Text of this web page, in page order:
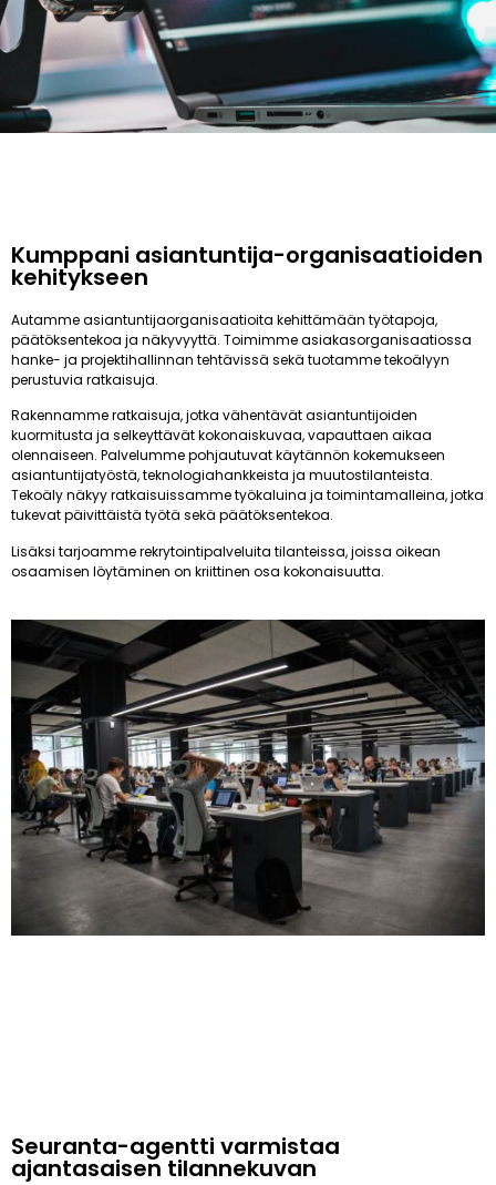
Kumppani asiantuntija-organisaatioiden
kehitykseen
Autamme asiantuntijaorganisaatioita kehittämään työtapoja,
päätöksentekoa ja näkyvyyttä. Toimimme asiakasorganisaatiossa
hanke- ja projektihallinnan tehtävissä sekä tuotamme tekoälyyn
perustuvia ratkaisuja.
Rakennamme ratkaisuja, jotka vähentävät asiantuntijoiden
kuormitusta ja selkeyttävät kokonaiskuvaa, vapauttaen aikaa
olennaiseen. Palvelumme pohjautuvat käytännön kokemukseen
asiantuntijatyöstä, teknologiahankkeista ja muutostilanteista.
Tekoäly näkyy ratkaisuissamme työkaluina ja toimintamalleina, jotka
tukevat päivittäistä työtä sekä päätöksentekoa.
Lisäksi tarjoamme rekrytointipalveluita tilanteissa, joissa oikean
osaamisen löytäminen on kriittinen osa kokonaisuutta.
Seuranta-agentti varmistaa
ajantasaisen tilannekuvan